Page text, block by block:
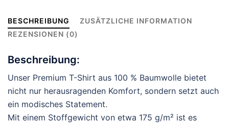
BESCHREIBUNG
ZUSÄTZLICHE INFORMATION
REZENSIONEN (0)
Beschreibung:
Unser Premium T-Shirt aus 100 % Baumwolle bietet
nicht nur herausragenden Komfort, sondern setzt auch
ein modisches Statement.
Mit einem Stoffgewicht von etwa 175 g/m² ist es